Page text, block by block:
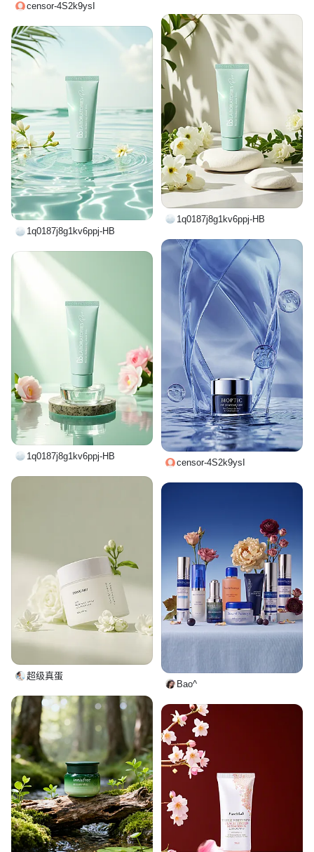
censor-4S2k9ysI
1q0187j8g1kv6ppj-HB
1q0187j8g1kv6ppj-HB
censor-4S2k9ysI
1q0187j8g1kv6ppj-HB
超级真蛋
Bao^